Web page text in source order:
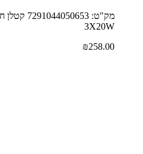
3X20W
₪258.00